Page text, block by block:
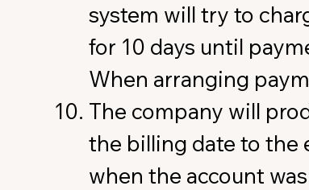
system will try to
for 10 days until
When arranging
The company will
the billing date to the
when the account